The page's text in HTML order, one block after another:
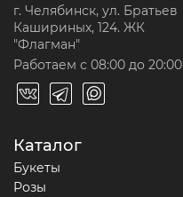
г. Челябинск, ул. Братьев
Кашириных, 124. ЖК
"Флагман"
Работаем с 08:00 до 20:00
Каталог
Букеты
Розы